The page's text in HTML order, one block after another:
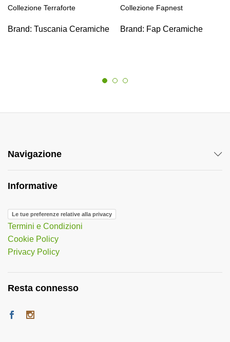
Collezione Terraforte
Brand: Tuscania Ceramiche
Collezione Fapnest
Brand: Fap Ceramiche
Navigazione
Informative
Le tue preferenze relative alla privacy
Termini e Condizioni
Cookie Policy
Privacy Policy
Resta connesso